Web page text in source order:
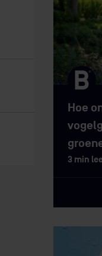
Hoe
3 min